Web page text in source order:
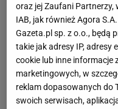
oraz jej Zaufani Partnerzy,
IAB, jak również Agora
Gazeta.pl sp. z o.o., będą
takie jak adresy IP, adresy
cookie lub inne informacje
marketingowych, w
reklam dopasowanych do
swoich serwisach,